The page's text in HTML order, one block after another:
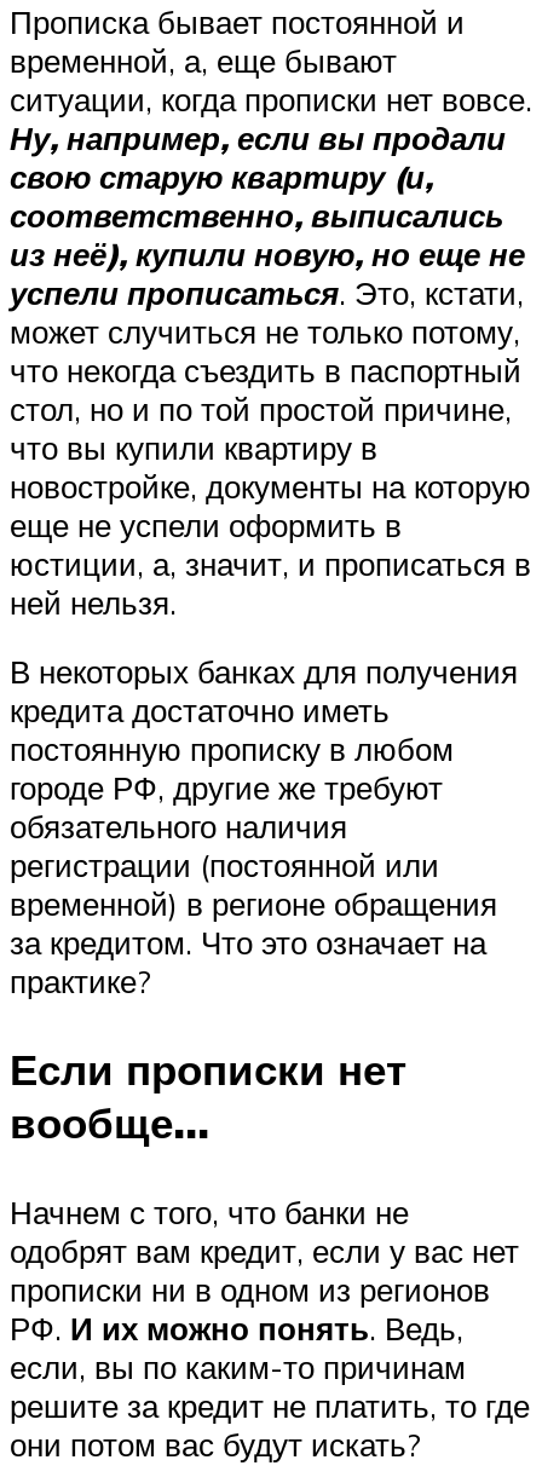
Прописка бывает постоянной и
временной, а, еще бывают
ситуации, когда прописки нет вовсе.
Ну, например, если вы продали
свою старую квартиру (и,
соответственно, выписались
из неё), купили новую, но еще не
успели прописаться. Это, кстати,
может случиться не только потому,
что некогда съездить в паспортный
стол, но и по той простой причине,
что вы купили квартиру в
новостройке, документы на которую
еще не успели оформить в
юстиции, а, значит, и прописаться в
ней нельзя.
В некоторых банках для получения
кредита достаточно иметь
постоянную прописку в любом
городе РФ, другие же требуют
обязательного наличия
регистрации (постоянной или
временной) в регионе обращения
за кредитом. Что это означает на
практике?
Если прописки нет
вообще…
Начнем с того, что банки не
одобрят вам кредит, если у вас нет
прописки ни в одном из регионов
РФ. И их можно понять. Ведь,
если, вы по каким-то причинам
решите за кредит не платить, то где
они потом вас будут искать?